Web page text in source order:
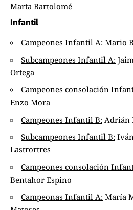
Marta Bartolomé
Infantil
Campeones Infantil A: Mario
Subcampeones Infantil A:
Ortega
Campeones consolación
Enzo Mora
Campeones Infantil B: Adrián
Subcampeones Infantil B:
Lastrortres
Campeones consolación
Bentahor Espino
Campeonas Infantil A: María